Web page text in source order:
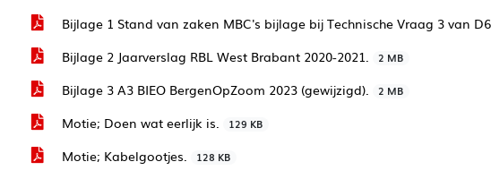
Bijlage 1 Stand van zaken MBC's bijlage bij Technische Vraag 3 van
Bijlage 2 Jaarverslag RBL West Brabant 2020-2021. 2 MB
Bijlage 3 A3 BIEO BergenOpZoom 2023 (gewijzigd). 2 MB
Motie; Doen wat eerlijk is. 129 KB
Motie; Kabelgootjes. 128 KB